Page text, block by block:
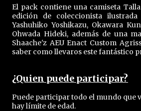
El pack contiene una camiseta
edición de coleccionista
Yashuhiko Yoshikazu, Okawara
Ohwada Hideki, además de una
Shaache'z AEU Enact Custom
saber como llevaros este fantástico
¿Quien puede participar?
Puede participar todo el mundo que
hay límite de edad.